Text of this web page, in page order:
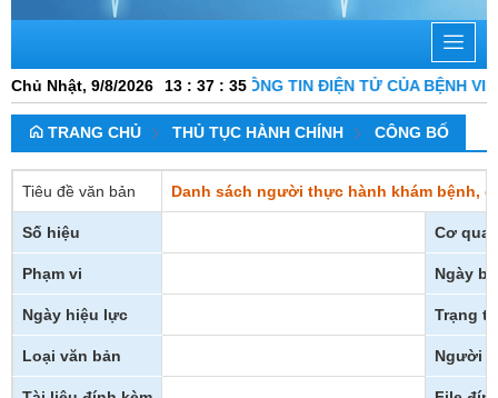
Chủ Nhật, 9/8/2026 13 : 37 : 36
BẠN ĐẾN VỚI CỔNG THÔNG TIN ĐIỆN TỬ CỦA BỆNH
TRANG CHỦ THỦ TỤC HÀNH CHÍNH CÔNG BỐ
Tiêu đề văn bản Danh sách người thực hành khám bệnh,
Số hiệu Cơ
Phạm vi Ngày
Ngày hiệu lực Trạng
Loại văn bản Người